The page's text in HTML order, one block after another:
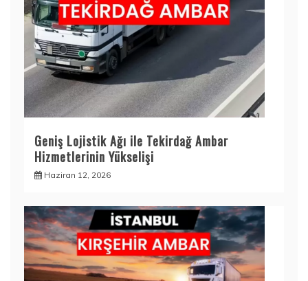
Geniş Lojistik Ağı ile Tekirdağ Ambar
Hizmetlerinin Yükselişi
Haziran 12, 2026